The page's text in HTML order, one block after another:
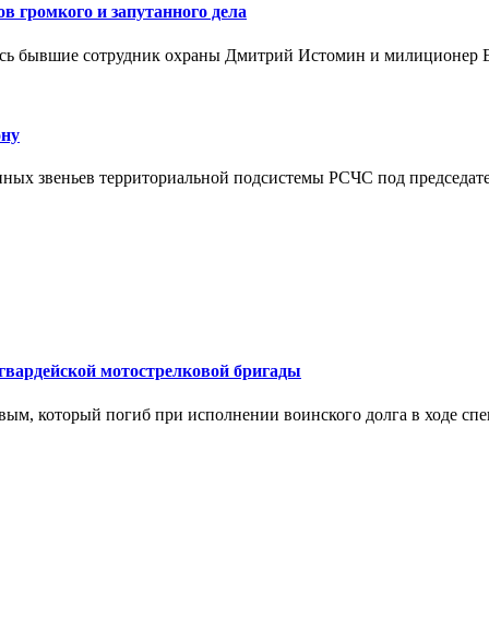
громкого и запутанного дела
бывшие сотрудник охраны Дмитрий Истомин и милиционер
звеньев территориальной подсистемы РСЧС под
мотострелковой бригады
который погиб при исполнении воинского долга в ходе